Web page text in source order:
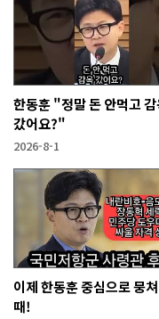
한동훈 "정말 돈 안먹고 감
갔어요?"
2026-8-1
이제 한동훈 중심으로 뭉
때!